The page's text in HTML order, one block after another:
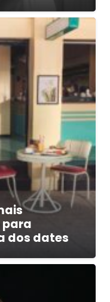
para
dos dates